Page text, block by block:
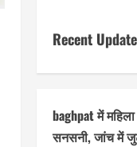
Recent Update
baghpat में
सनसनी, जांच में